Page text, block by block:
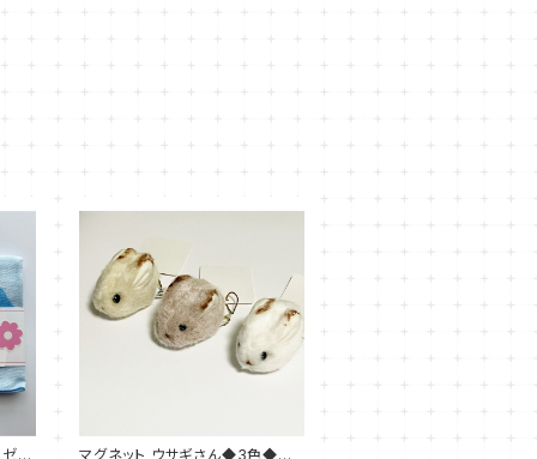
の マグネット ウサギさん◆3色◆ブ